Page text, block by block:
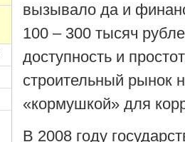
вызывало да и
100 – 300 тысяч
доступность и
строительный рынок
«кормушкой» для
В 2008 году